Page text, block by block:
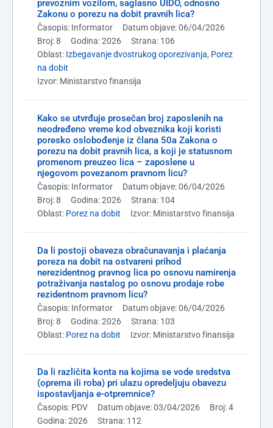
prevoznim vozilom, saglasno UIDO, odnosno
Zakonu o porezu na dobit pravnih lica?
Časopis: Informator
Datum objave: 06/04/2026
Broj: 8
Godina: 2026
Strana: 106
Oblast: Izbegavanje dvostrukog oporezivanja, Porez
na dobit
Izvor: Ministarstvo finansija
Kako se utvrđuje prosečan broj zaposlenih na
neodređeno vreme kod obveznika koji koristi
poresko oslobođenje iz člana 50a Zakona o
porezu na dobit pravnih lica, a koji je statusnom
promenom preuzeo lica – zaposlene u
njegovom povezanom pravnom licu?
Časopis: Informator
Datum objave: 06/04/2026
Broj: 8
Godina: 2026
Strana: 104
Oblast: Porez na dobit Izvor: Ministarstvo finansija
Da li postoji obaveza obračunavanja i plaćanja
poreza na dobit na ostvareni prihod
nerezidentnog pravnog lica po osnovu namirenja
potraživanja nastalog po osnovu prodaje robe
rezidentnom pravnom licu?
Časopis: Informator
Datum objave: 06/04/2026
Broj: 8
Godina: 2026
Strana: 103
Oblast: Porez na dobit Izvor: Ministarstvo finansija
Da li različita konta na kojima se vode sredstva
(oprema ili roba) pri ulazu opredeljuju obavezu
ispostavljanja e-otpremnice?
Časopis: PDV Datum objave: 03/04/2026
Broj: 4
Godina: 2026
Strana: 112